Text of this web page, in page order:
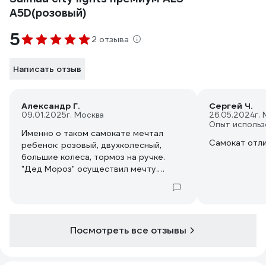
A5D(розовый)
5 2 отзыва
Написать отзыв
Александр Г.
09.01.2025г. Москва
Именно о таком самокате мечтал
ребенок: розовый, двухколесный,
большие колеса, тормоз на ручке.
"Дед Мороз" осуществил мечту.
не стал распечатывать. Собирается
шестигранников, рожковый ключ).
Сергей Ч.
26.05.2024г.
Опыт
Самокат
Посмотреть все отзывы